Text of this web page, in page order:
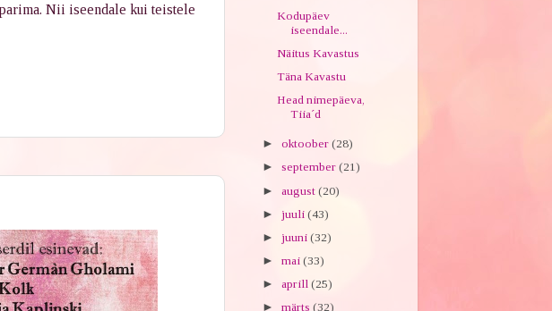
Nii iseendale kui teistele
Kodupäev
iseendale...
Näitus Kavastus
Täna Kavastu
Head nimepäeva,
Tiia´d
► oktoober (28)
► september (21)
► august (20)
► juuli (43)
► juuni (32)
► mai (33)
► aprill (25)
► märts (32)